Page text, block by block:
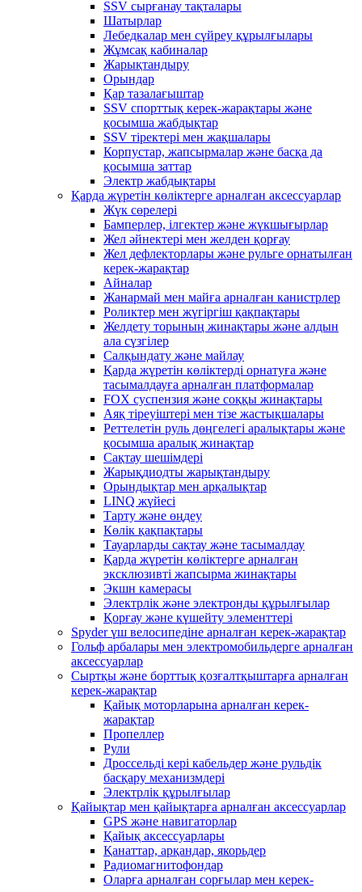
SSV сырғанау тақталары
Шатырлар
Лебедкалар мен сүйреу құрылғылары
Жұмсақ кабиналар
Жарықтандыру
Орындар
Қар тазалағыштар
SSV спорттық керек-жарақтары және
қосымша жабдықтар
SSV тіректері мен жақшалары
Корпустар, жапсырмалар және басқа да
қосымша заттар
Электр жабдықтары
Қарда жүретін көліктерге арналған аксессуарлар
Жүк сөрелері
Бамперлер, ілгектер және жүкшығырлар
Жел әйнектері мен желден қорғау
Жел дефлекторлары және рульге орнатылған
керек-жарақтар
Айналар
Жанармай мен майға арналған канистрлер
Роликтер мен жүгіргіш қақпақтары
Желдету торының жинақтары және алдын
ала сүзгілер
Салқындату және майлау
Қарда жүретін көліктерді орнатуға және
тасымалдауға арналған платформалар
FOX суспензия және соққы жинақтары
Аяқ тіреуіштері мен тізе жастықшалары
Реттелетін руль дөңгелегі аралықтары және
қосымша аралық жинақтар
Сақтау шешімдері
Жарықдиодты жарықтандыру
Орындықтар мен арқалықтар
LINQ жүйесі
Тарту және өңдеу
Көлік қақпақтары
Тауарларды сақтау және тасымалдау
Қарда жүретін көліктерге арналған
эксклюзивті жапсырма жинақтары
Экшн камерасы
Электрлік және электронды құрылғылар
Қорғау және күшейту элементтері
Spyder үш велосипедіне арналған керек-жарақтар
Гольф арбалары мен электромобильдерге арналған
аксессуарлар
Сыртқы және борттық қозғалтқыштарға арналған
керек-жарақтар
Қайық моторларына арналған керек-
жарақтар
Пропеллер
Рули
Дроссельді кері кабельдер және рульдік
басқару механизмдері
Электрлік құрылғылар
Қайықтар мен қайықтарға арналған аксессуарлар
GPS және навигаторлар
Қайық аксессуарлары
Қанаттар, арқандар, якорьдер
Радиомагнитофондар
Оларға арналған сорғылар мен керек-